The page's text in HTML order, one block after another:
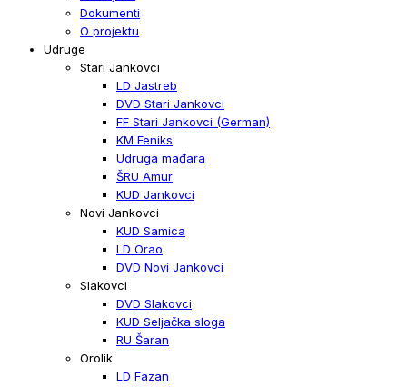
Dokumenti
O projektu
Udruge
Stari Jankovci
LD Jastreb
DVD Stari Jankovci
FF Stari Jankovci (German)
KM Feniks
Udruga mađara
ŠRU Amur
KUD Jankovci
Novi Jankovci
KUD Samica
LD Orao
DVD Novi Jankovci
Slakovci
DVD Slakovci
KUD Seljačka sloga
RU Šaran
Orolik
LD Fazan